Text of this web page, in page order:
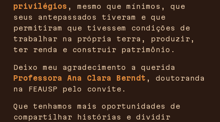
privilégios , mesmo que mínimos, que
seus antepassados tiveram e que
permitiram que tivessem condições de
trabalhar na própria terra, produzir,
ter renda e construir patrimônio.
Deixo meu agradecimento a querida
Professora Ana Clara Berndt , doutoranda
na FEAUSP pelo convite.
Que tenhamos mais oportunidades de
compartilhar histórias e dividir